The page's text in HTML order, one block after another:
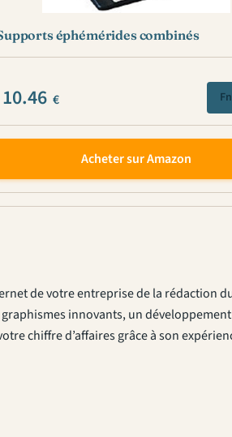
éphémérides combinés
10.46 €
Acheter sur Amazon
de votre entreprise de la rédaction
innovants, un
chiffre d’affaires grâce à son